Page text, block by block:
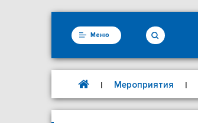
Меню
| Мероприятия |